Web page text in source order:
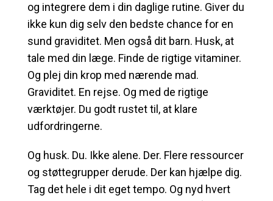
og integrere dem i din daglige rutine. Giver du
ikke kun dig selv den bedste chance for en
sund graviditet. Men også dit barn. Husk, at
tale med din læge. Finde de rigtige vitaminer.
Og plej din krop med nærende mad.
Graviditet. En rejse. Og med de rigtige
værktøjer. Du godt rustet til, at klare
udfordringerne.
Og husk. Du. Ikke alene. Der. Flere ressourcer
og støttegrupper derude. Der kan hjælpe dig.
Tag det hele i dit eget tempo. Og nyd hvert